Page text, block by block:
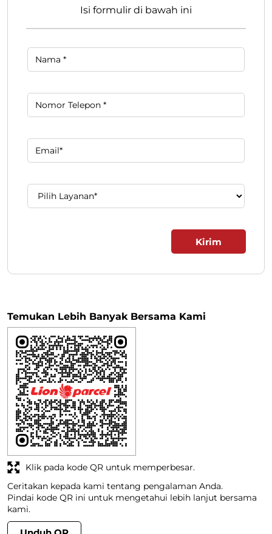
Isi formulir di bawah ini
Temukan Lebih Banyak Bersama Kami
Ceritakan kepada kami tentang pengalaman Anda.
Pindai kode QR ini untuk mengetahui lebih lanjut bersama
kami.
Klik pada kode QR untuk memperbesar.